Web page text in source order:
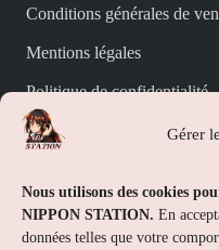
Gérer
Nous utilisons des cookies
NIPPON STATION. En
données telles que votre
Conditions générales de
Mentions légales
Politique de confidentialité
Politique de cookies (UE)
Nippon
À propos